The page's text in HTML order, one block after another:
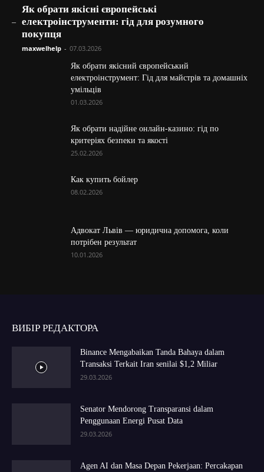
Як обрати якісні європейські
електроінструменти: гід для розумного
покупця
maxwelhelp - 07.03.2026
Як обрати якісний європейський
електроінструмент: Гід для майстрів та домашніх
умільців
01.03.2026
Як обрати надійне онлайн-казино: гід по
критеріях безпеки та якості
25.02.2026
Как купить бойлер
08.02.2026
Адвокат Львів — юридична допомога, коли
потрібен результат
10.01.2026
ВИБІР РЕДАКТОРА
Binance Mengabaikan Tanda Bahaya dalam
Transaksi Terkait Iran senilai $1,2 Miliar
29.03.2026
Senator Mendorong Transparansi dalam
Penggunaan Energi Pusat Data
29.03.2026
Agen AI dan Masa Depan Pekerjaan: Percakapan